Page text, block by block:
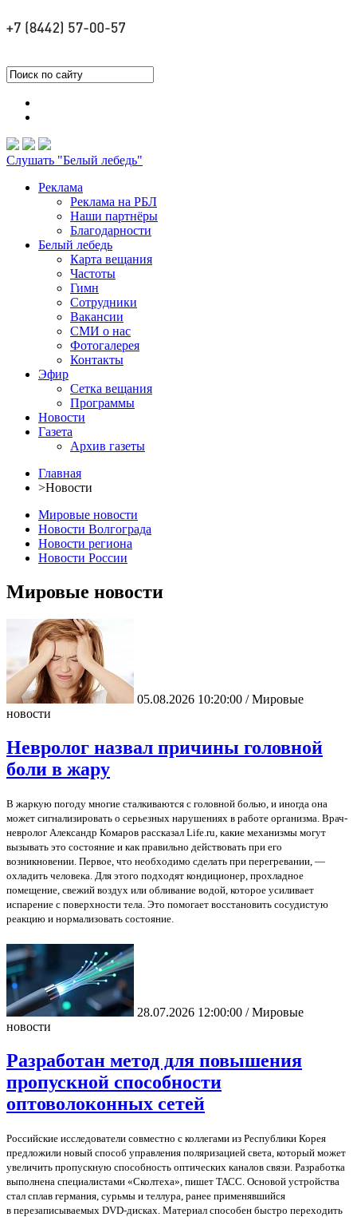
Слушать "Белый лебедь"
Реклама
Реклама на РБЛ
Наши партнёры
Благодарности
Белый лебедь
Карта вещания
Частоты
Гимн
Сотрудники
Вакансии
СМИ о нас
Фотогалерея
Контакты
Эфир
Сетка вещания
Программы
Новости
Газета
Архив газеты
Главная
>Новости
Мировые новости
Новости Волгограда
Новости региона
Новости России
Мировые новости
05.08.2026 10:20:00 / Мировые
новости
Невролог назвал причины головной
боли в жару
В жаркую погоду многие сталкиваются с головной болью, и иногда она
может сигнализировать о серьезных нарушениях в работе организма. Врач-
невролог Александр Комаров рассказал Life.ru, какие механизмы могут
вызывать это состояние и как правильно действовать при его
возникновении. Первое, что необходимо сделать при перегревании, —
охладить человека. Для этого подходят кондиционер, прохладное
помещение, свежий воздух или обливание водой, которое усиливает
испарение с поверхности тела. Это помогает восстановить сосудистую
реакцию и нормализовать состояние.
28.07.2026 12:00:00 / Мировые
новости
Разработан метод для повышения
пропускной способности
оптоволоконных сетей
Российские исследователи совместно с коллегами из Республики Корея
предложили новый способ управления поляризацией света, который может
увеличить пропускную способность оптических каналов связи. Разработка
выполнена специалистами «Сколтеха», пишет ТАСС. Основой устройства
стал сплав германия, сурьмы и теллура, ранее применявшийся
в перезаписываемых DVD-дисках. Материал способен быстро переходить